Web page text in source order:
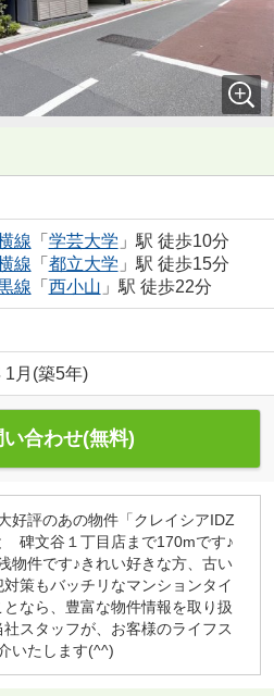
線 「 学芸大学 」駅 徒歩10分
線 「 都立大学 」駅 徒歩15分
線 「 西小山 」駅 徒歩22分
1月(築5年)
い合わせ(無料)
好評のあの物件「クレイシアIDZ
碑文谷１丁目店まで170mです♪
物件です♪きれい好きな方、古い
策もバッチリなマンションタイ
なら、豊富な物件情報を取り扱
スタッフが、お客様のライフス
いたします(^^)